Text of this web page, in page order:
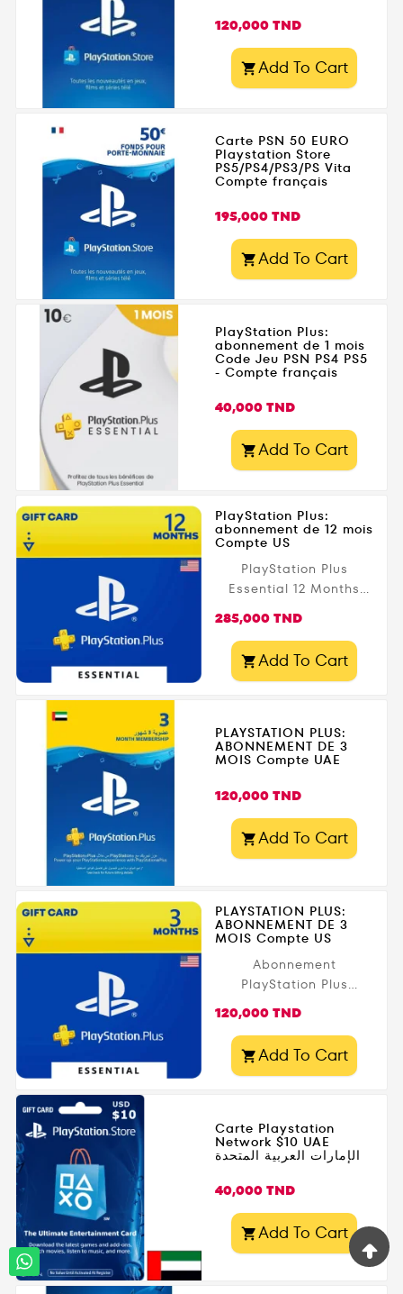
Prix
120,000 TND
Add To Cart
Carte PSN 50 EURO
Playstation Store
PS5/PS4/PS3/PS Vita
Compte français
Prix
195,000 TND
Add To Cart
PlayStation Plus:
abonnement de 1 mois
Code Jeu PSN PS4 PS5
- Compte français
Prix
40,000 TND
Add To Cart
PlayStation Plus:
abonnement de 12 mois
Compte US
PlayStation Plus
Essential 12 Months
Prix
285,000 TND
Add To Cart
PLAYSTATION PLUS:
ABONNEMENT DE 3
MOIS Compte UAE
Prix
120,000 TND
Add To Cart
PLAYSTATION PLUS:
ABONNEMENT DE 3
MOIS Compte US
Abonnement
PlayStation Plus
USA
Prix
120,000 TND
Add To Cart
Carte Playstation
Network $10 UAE
الإمارات العربية المتحدة
Prix
40,000 TND
Add To Cart